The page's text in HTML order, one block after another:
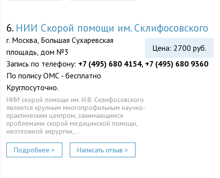
6. НИИ Скорой помощи им. Склифосовского
Цена: 2700 руб.
г. Москва, Большая Сухаревская
площадь, дом №3
Запись по телефону: +7 (495) 680 4154, +7 (495) 680 9360
По полису ОМС - бесплатно
Круглосуточно.
НИИ скорой помощи им. Н.В. Склифосовского
является крупным многопрофильным научно-
практическим центром, занимающимся
проблемами скорой медицинской помощи,
неотложной хирургии,…
Подробнее > Написать отзыв >